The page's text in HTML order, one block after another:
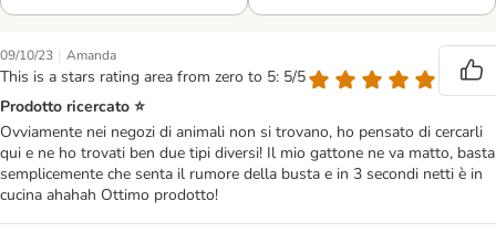
09/10/23 | Amanda
This is a stars rating area from zero to 5: 5/5
Prodotto ricercato ⭐
Ovviamente nei negozi di animali non si trovano, ho pensato di cercarli
qui e ne ho trovati ben due tipi diversi! Il mio gattone ne va matto, basta
semplicemente che senta il rumore della busta e in 3 secondi netti è in
cucina ahahah Ottimo prodotto!